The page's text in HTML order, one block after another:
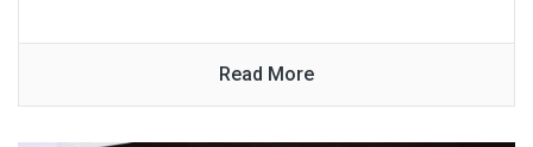
Read More